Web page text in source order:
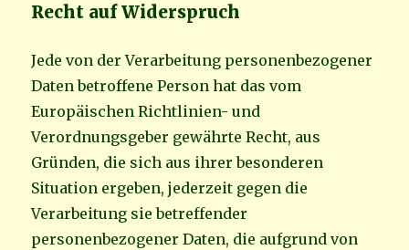
Recht auf Widerspruch
Jede von der Verarbeitung personenbezogener
Daten betroffene Person hat das vom
Europäischen Richtlinien- und
Verordnungsgeber gewährte Recht, aus
Gründen, die sich aus ihrer besonderen
Situation ergeben, jederzeit gegen die
Verarbeitung sie betreffender
personenbezogener Daten, die aufgrund von